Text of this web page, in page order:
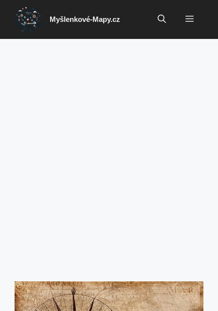
Přeskočit
obsah
Myšlenkové-Mapy.cz Menu